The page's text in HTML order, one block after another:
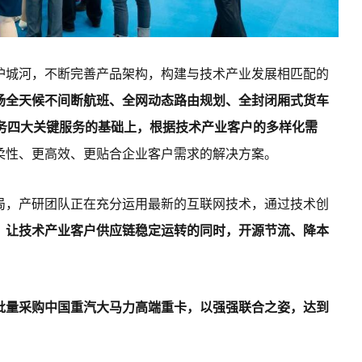
河，不断完善产品架构，构建与技术产业发展相匹配的
天候不间断航班、全网动态路由规划、全封闭厢式货车
大关键服务的基础上，根据技术产业客户的多样化需
、更高效、更贴合企业客户需求的解决方案。
产研团队正在充分运用最新的互联网技术，通过技术创
技术产业客户供应链稳定运转的同时，开源节流、降本
采购中国重汽大马力高端重卡，以强强联合之姿，达到